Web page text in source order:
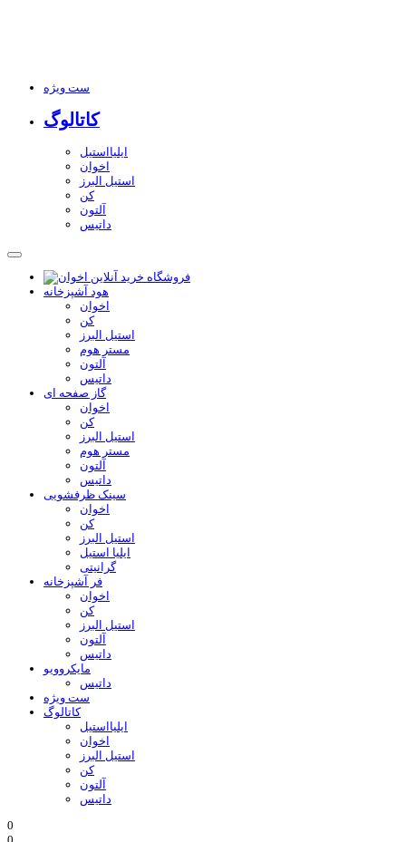
ست ویژه
کاتالوگ
ایلیااستیل
اخوان
استیل البرز
کن
آلتون
داتیس
هود آشپزخانه
اخوان
کن
استیل البرز
مستر هوم
آلتون
داتیس
گاز صفحه ای
اخوان
کن
استیل البرز
مستر هوم
آلتون
داتیس
سینک ظرفشویی
اخوان
کن
استیل البرز
ایلیا استیل
گرانیتی
فر آشپزخانه
اخوان
کن
استیل البرز
آلتون
داتیس
مایکروویو
داتیس
ست ویژه
کاتالوگ
ایلیااستیل
اخوان
استیل البرز
کن
آلتون
داتیس
0